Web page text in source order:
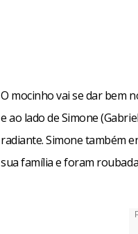
O mocinho vai se dar bem
e ao lado de Simone
radiante. Simone também
sua família e foram